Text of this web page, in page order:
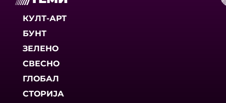
КУЛТ-АРТ
БУНТ
ЗЕЛЕНО
СВЕСНО
ГЛОБАЛ
СТОРИЈА